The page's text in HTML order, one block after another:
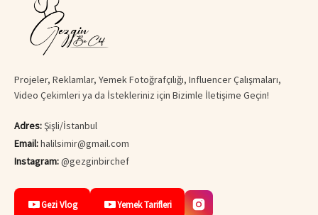
Projeler, Reklamlar, Yemek Fotoğrafçılığı, Influencer Çalışmaları,
Video Çekimleri ya da İstekleriniz için Bizimle İletişime Geçin!
Adres:Şişli/İstanbul
Email:halilsimir@gmail.com
Instagram:@gezginbirchef
Gezi Vlog Yemek Tarifleri